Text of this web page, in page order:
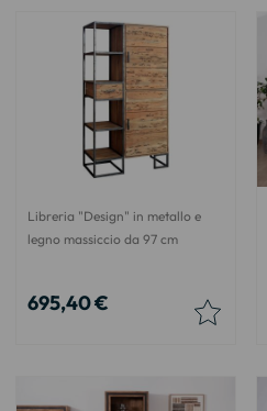
Libreria "Design" in metallo e
legno massiccio da 97 cm
695,40 €